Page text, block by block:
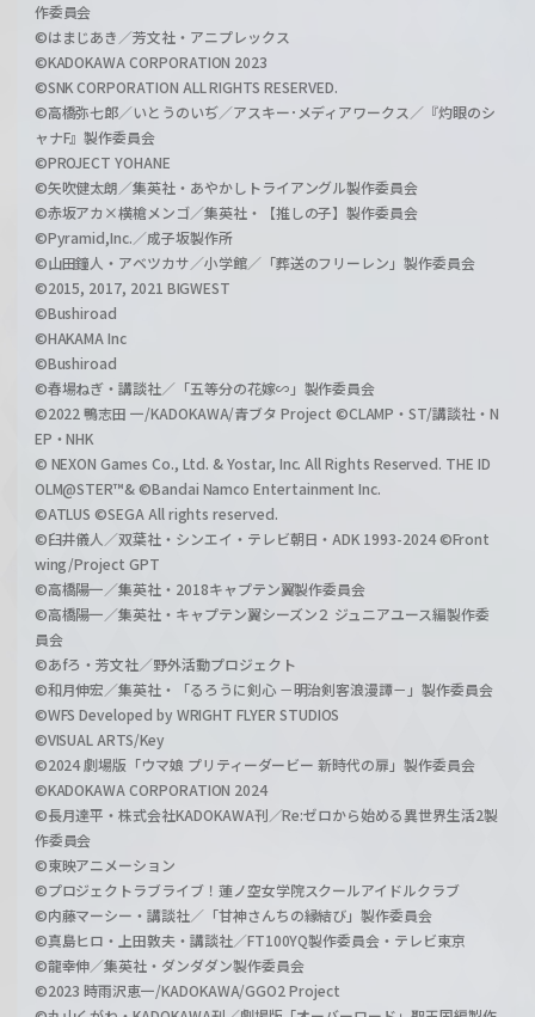
作委員会
©はまじあき／芳文社・アニプレックス
©KADOKAWA CORPORATION 2023
©SNK CORPORATION ALL RIGHTS RESERVED.
©高橋弥七郎／いとうのいぢ／アスキー･メディアワークス／『灼眼のシ
ャナF』製作委員会
©PROJECT YOHANE
©矢吹健太朗／集英社・あやかしトライアングル製作委員会
©赤坂アカ×横槍メンゴ／集英社・【推しの子】製作委員会
©Pyramid,Inc.／成子坂製作所
©山田鐘人・アベツカサ／小学館／「葬送のフリーレン」製作委員会
©2015, 2017, 2021 BIGWEST
©Bushiroad
©HAKAMA Inc
©Bushiroad
©春場ねぎ・講談社／「五等分の花嫁∽」製作委員会
©2022 鴨志田 一/KADOKAWA/青ブタ Project ©CLAMP・ST/講談社・N
EP・NHK
© NEXON Games Co., Ltd. & Yostar, Inc. All Rights Reserved. THE ID
OLM@STER™& ©Bandai Namco Entertainment Inc.
©ATLUS ©SEGA All rights reserved.
©臼井儀人／双葉社・シンエイ・テレビ朝日・ADK 1993-2024 ©Front
wing/Project GPT
©高橋陽一／集英社・2018キャプテン翼製作委員会
©高橋陽一／集英社・キャプテン翼シーズン２ ジュニアユース編製作委
員会
©あfろ・芳文社／野外活動プロジェクト
©和月伸宏／集英社・「るろうに剣心 －明治剣客浪漫譚－」製作委員会
©WFS Developed by WRIGHT FLYER STUDIOS
©VISUAL ARTS/Key
©2024 劇場版「ウマ娘 プリティーダービー 新時代の扉」製作委員会
©KADOKAWA CORPORATION 2024
©長月達平・株式会社KADOKAWA刊／Re:ゼロから始める異世界生活2製
作委員会
©東映アニメーション
©プロジェクトラブライブ！蓮ノ空女学院スクールアイドルクラブ
©内藤マーシー・講談社／「甘神さんちの縁結び」製作委員会
©真島ヒロ・上田敦夫・講談社／FT100YQ製作委員会・テレビ東京
©龍幸伸／集英社・ダンダダン製作委員会
©2023 時雨沢恵一/KADOKAWA/GGO2 Project